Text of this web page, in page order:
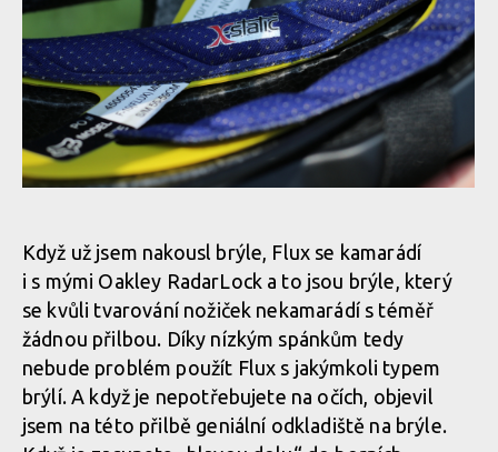
Test: Fox Flux - legendární helma zcela v novém
Test: Fox Flux - legendární helma zcela v novém
Test: Fox Flux - legendární helma zcela v novém
Když už jsem nakousl brýle, Flux se kamarádí
i s mými Oakley RadarLock a to jsou brýle, který
se kvůli tvarování nožiček nekamarádí s téměř
žádnou přilbou. Díky nízkým spánkům tedy
nebude problém použít Flux s jakýmkoli typem
brýlí. A když je nepotřebujete na očích, objevil
jsem na této přilbě geniální odkladiště na brýle.